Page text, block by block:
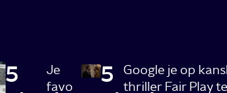
5
Je
favo
5
Google je op
thriller Fair Play